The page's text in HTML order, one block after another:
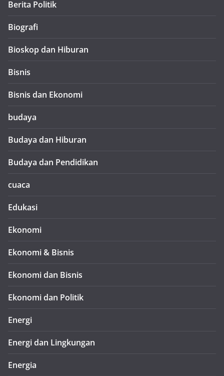
Berita Politik
Biografi
Bioskop dan Hiburan
Bisnis
Bisnis dan Ekonomi
budaya
Budaya dan Hiburan
Budaya dan Pendidikan
cuaca
Edukasi
Ekonomi
Ekonomi & Bisnis
Ekonomi dan Bisnis
Ekonomi dan Politik
Energi
Energi dan Lingkungan
Energia